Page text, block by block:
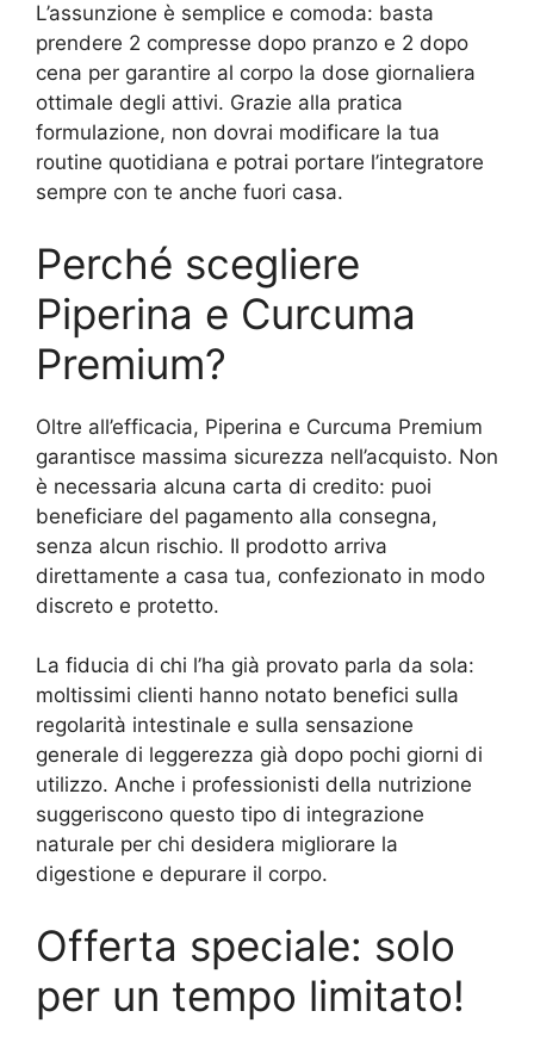
L’assunzione è semplice e comoda: basta
prendere 2 compresse dopo pranzo e 2 dopo
cena per garantire al corpo la dose giornaliera
ottimale degli attivi. Grazie alla pratica
formulazione, non dovrai modificare la tua
routine quotidiana e potrai portare l’integratore
sempre con te anche fuori casa.
Perché scegliere
Piperina e Curcuma
Premium?
Oltre all’efficacia, Piperina e Curcuma Premium
garantisce massima sicurezza nell’acquisto. Non
è necessaria alcuna carta di credito: puoi
beneficiare del pagamento alla consegna,
senza alcun rischio. Il prodotto arriva
direttamente a casa tua, confezionato in modo
discreto e protetto.
La fiducia di chi l’ha già provato parla da sola:
moltissimi clienti hanno notato benefici sulla
regolarità intestinale e sulla sensazione
generale di leggerezza già dopo pochi giorni di
utilizzo. Anche i professionisti della nutrizione
suggeriscono questo tipo di integrazione
naturale per chi desidera migliorare la
digestione e depurare il corpo.
Offerta speciale: solo
per un tempo limitato!